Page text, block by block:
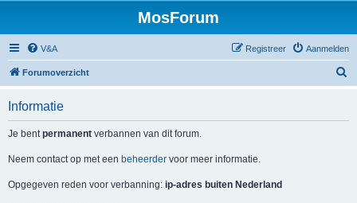
MosForum
V&A Aanmelden
Registreer
Forumoverzicht
Informatie
Je bentpermanent verbannen van dit forum.
Neem contact op met een beheerder voor meer informatie.
Opgegeven reden voor verbanning: ip-adres buiten Nederland